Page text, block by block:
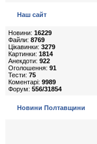
Наш сайт
Новини: 16229
Файли: 8769
Цікавинки: 3279
Картинки: 1814
Анекдоти: 922
Оголошення: 91
Тести: 75
Коментарі: 9989
Форум: 556/31854
Новини Полтавщини